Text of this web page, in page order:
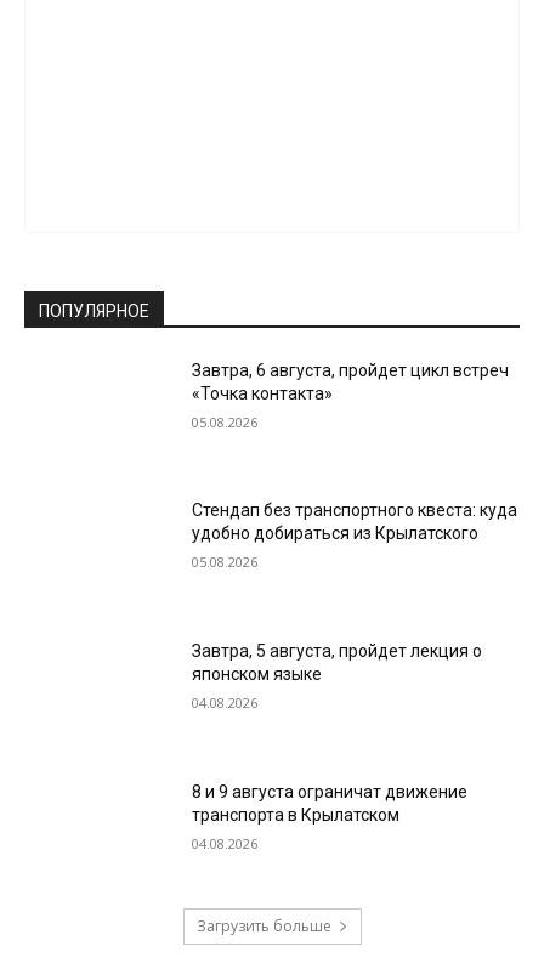
ПОПУЛЯРНОЕ
Завтра, 6 августа, пройдет цикл встреч
«Точка контакта»
05.08.2026
Стендап без транспортного квеста: куда
удобно добираться из Крылатского
05.08.2026
Завтра, 5 августа, пройдет лекция о
японском языке
04.08.2026
8 и 9 августа ограничат движение
транспорта в Крылатском
04.08.2026
Загрузить больше